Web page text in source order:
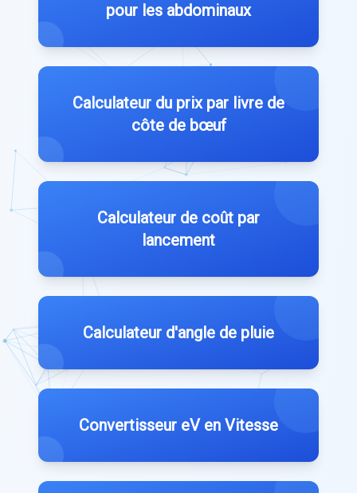
pour les abdominaux
Calculateur du prix par livre de
côte de bœuf
Calculateur de coût par
lancement
Calculateur d'angle de pluie
Convertisseur eV en Vitesse